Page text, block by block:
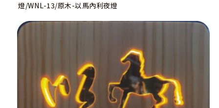
燈/WNL-13/原木-以馬內利夜燈